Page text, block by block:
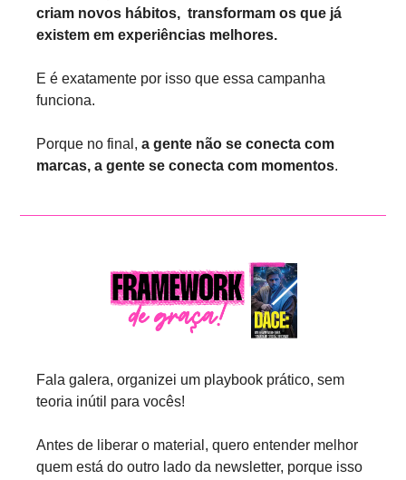
criam novos hábitos,  transformam os que já
existem em experiências melhores.
E é exatamente por isso que essa campanha
funciona.
Porque no final, a gente não se conecta com
marcas, a gente se conecta com momentos.
Fala galera, organizei um playbook prático, sem
teoria inútil para vocês!
Antes de liberar o material, quero entender melhor
quem está do outro lado da newsletter, porque isso